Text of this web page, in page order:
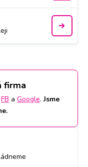
firma
FB a Google.Jsme